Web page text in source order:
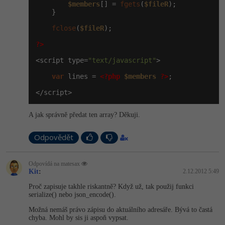
Copywriter
SEO specialista
Pro děti
Více
Fórum
Kurzy e-commerce
Testování softwaru
Datová analýza
Digitální gramotnost
Kurzy designu
HTML/CSS -80%
Photoshop -80%
Příběhy absolventů
$members [] = fgets ($fileR);
    }
fclose($fileR);
?>
<script type="text/javascript">
var lines = <?php $members ?>;
</script>
A jak správně předat ten array? Děkuji.
Odpovědět
Odpovídá na matesax
Kit: 2.12.2012 5:49
Proč zapisuje takhle riskantně? Když už, tak použij funkci
serialize() nebo json_encode().
Možná nemáš právo zápisu do aktuálního adresáře. Bývá to častá
chyba. Mohl by sis ji aspoň vypsat.